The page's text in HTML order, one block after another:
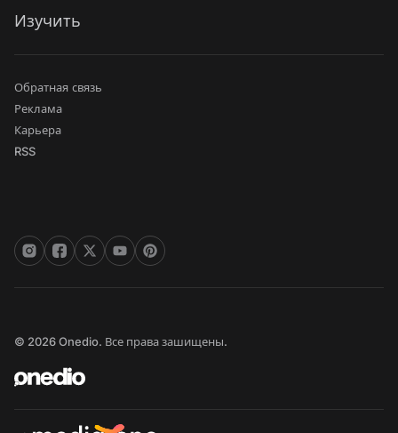
Изучить
Обратная связь
Реклама
Карьера
RSS
© 2026 Onedio. Все права зашищены.